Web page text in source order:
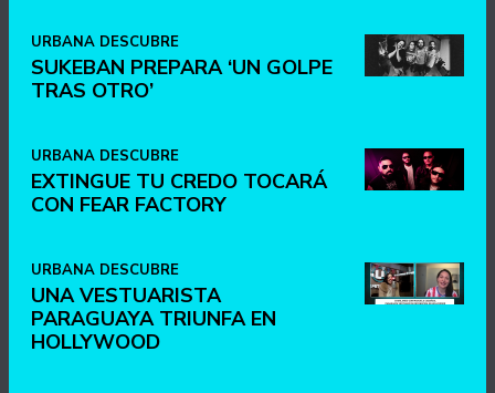
URBANA DESCUBRE
SUKEBAN PREPARA ‘UN GOLPE
TRAS OTRO’
URBANA DESCUBRE
EXTINGUE TU CREDO TOCARÁ
CON FEAR FACTORY
URBANA DESCUBRE
UNA VESTUARISTA
PARAGUAYA TRIUNFA EN
HOLLYWOOD